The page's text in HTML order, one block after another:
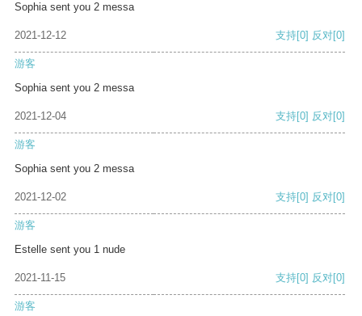
Sophia sent you 2 messa
2021-12-12 支持[0] 反对[0]
游客
Sophia sent you 2 messa
2021-12-04 支持[0] 反对[0]
游客
Sophia sent you 2 messa
2021-12-02 支持[0] 反对[0]
游客
Estelle sent you 1 nude
2021-11-15 支持[0] 反对[0]
游客